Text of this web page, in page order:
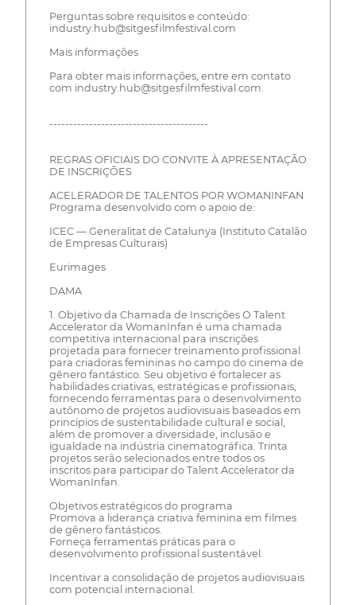
Perguntas sobre requisitos e conteúdo:
industry.hub@sitgesfilmfestival.com
Mais informações
Para obter mais informações, entre em contato
com industry.hub@sitgesfilmfestival.com.
----------------------------------------
REGRAS OFICIAIS DO CONVITE À APRESENTAÇÃO
DE INSCRIÇÕES
ACELERADOR DE TALENTOS POR WOMANINFAN
Programa desenvolvido com o apoio de:
ICEC — Generalitat de Catalunya (Instituto Catalão
de Empresas Culturais)
Eurimages
DAMA
1. Objetivo da Chamada de Inscrições O Talent
Accelerator da WomanInfan é uma chamada
competitiva internacional para inscrições
projetada para fornecer treinamento profissional
para criadoras femininas no campo do cinema de
gênero fantástico. Seu objetivo é fortalecer as
habilidades criativas, estratégicas e profissionais,
fornecendo ferramentas para o desenvolvimento
autônomo de projetos audiovisuais baseados em
princípios de sustentabilidade cultural e social,
além de promover a diversidade, inclusão e
igualdade na indústria cinematográfica. Trinta
projetos serão selecionados entre todos os
inscritos para participar do Talent Accelerator da
WomanInfan.
Objetivos estratégicos do programa
Promova a liderança criativa feminina em filmes
de gênero fantásticos.
Forneça ferramentas práticas para o
desenvolvimento profissional sustentável.
Incentivar a consolidação de projetos audiovisuais
com potencial internacional.